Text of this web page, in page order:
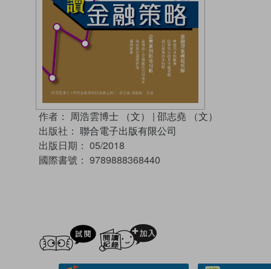
作者： 周浩雲博士 （文） | 邵志堯 （文）
出版社： 聯合電子出版有限公司
出版日期： 05/2018
國際書號： 9789888368440
試閲